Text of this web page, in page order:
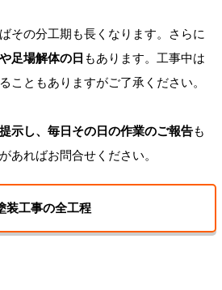
その分工期も長くなります。さらに
足場解体の日 もあります。工事中は
こともありますがご了承ください。
示し、毎日その日の作業のご報告も
あればお問合せください。
装工事の全工程